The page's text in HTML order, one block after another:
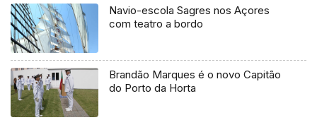
Navio-escola Sagres nos Açores
com teatro a bordo
Brandão Marques é o novo Capitão
do Porto da Horta